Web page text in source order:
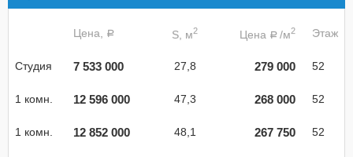
Цена, a S, м2 Цена a /м2 Этаж
Студия 7 533 000 27,8 279 000 52
1 комн. 12 596 000 47,3 268 000 52
1 комн. 12 852 000 48,1 267 750 52